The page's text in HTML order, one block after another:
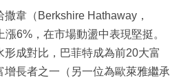
韋（Berkshire Hathaway，
6%，在市場動盪中表現堅挺。
成對比，巴菲特成為前20大富
長者之一（另一位為歐萊雅繼承